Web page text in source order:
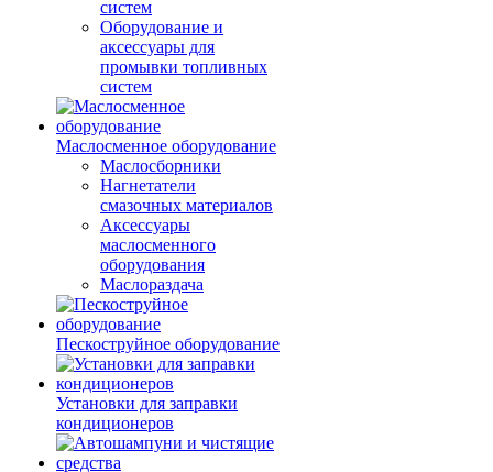
систем
Оборудование и
аксессуары для
промывки топливных
систем
Маслосменное оборудование
Маслосборники
Нагнетатели
смазочных материалов
Аксессуары
маслосменного
оборудования
Маслораздача
Пескоструйное оборудование
Установки для заправки
кондиционеров